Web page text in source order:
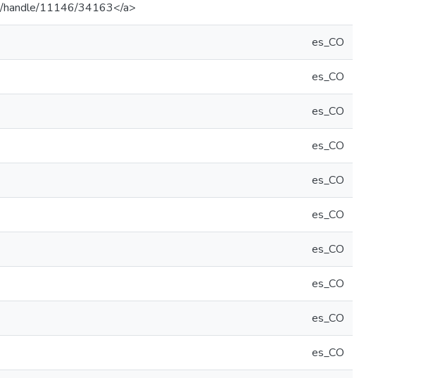
handle/11146/34163</a>
es_CO
es_CO
es_CO
es_CO
es_CO
es_CO
es_CO
es_CO
es_CO
es_CO